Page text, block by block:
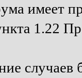
имеет
1.22
случаев